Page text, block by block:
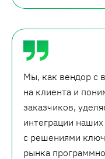
Мы, как вендор с
на клиента и
заказчиков,
интеграции
с решениями
рынка